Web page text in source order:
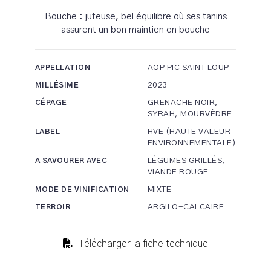
Bouche : juteuse, bel équilibre où ses tanins
assurent un bon maintien en bouche
APPELLATION AOP PIC SAINT LOUP
MILLÉSIME 2023
CÉPAGE
GRENACHE NOIR,
SYRAH, MOURVÈDRE
LABEL
HVE (HAUTE VALEUR
ENVIRONNEMENTALE)
A SAVOURER AVEC
LÉGUMES GRILLÉS,
VIANDE ROUGE
MODE DE VINIFICATION MIXTE
TERROIR ARGILO-CALCAIRE
Télécharger la fiche technique